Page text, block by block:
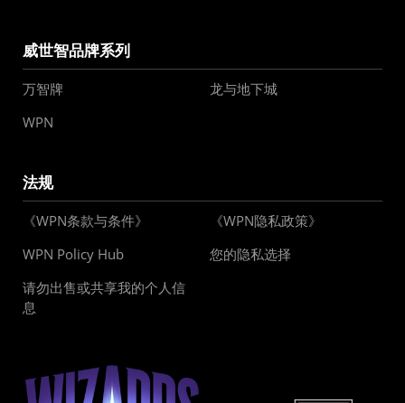
威世智品牌系列
万智牌
龙与地下城
WPN
法规
《WPN条款与条件》
《WPN隐私政策》
WPN Policy Hub
您的隐私选择
请勿出售或共享我的个人信
息